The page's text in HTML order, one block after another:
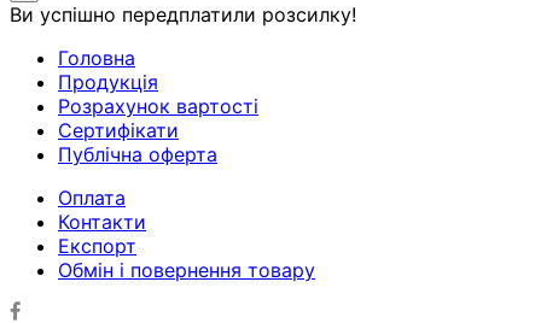
Ви успішно передплатили розсилку!
Головна
Продукція
Розрахунок вартості
Сертифікати
Публічна оферта
Оплата
Контакти
Експорт
Обмін і повернення товару